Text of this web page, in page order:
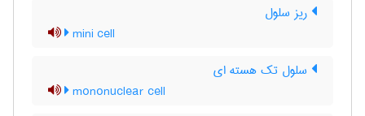
ریز سلول
mini cell
سلول تک هسته ای
mononuclear cell